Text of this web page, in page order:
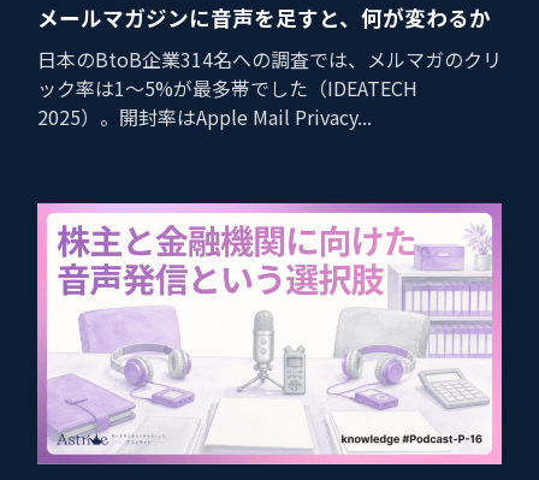
メールマガジンに音声を足すと、何が変わるか
日本のBtoB企業314名への調査では、メルマガのクリ
ック率は1〜5%が最多帯でした（IDEATECH
2025）。開封率はApple Mail Privacy...